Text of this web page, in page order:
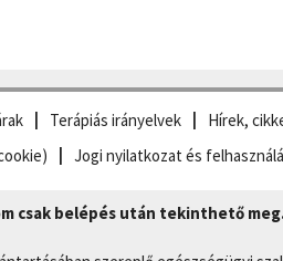
Terápiás irányelvek
Hírek,
Jogi nyilatkozat és
csak belépés után tekinthető